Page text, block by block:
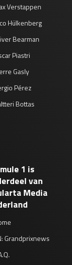
Verstappen
Hülkenberg
Bearman
Piastri
Gasly
Pérez
Bottas
1 is
van
Media
Grandprixnews